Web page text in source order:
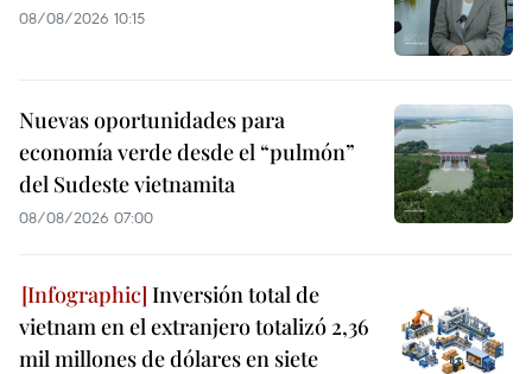
08/08/2026 10:15
Nuevas oportunidades para
economía verde desde el “pulmón”
del Sudeste vietnamita
08/08/2026 07:00
Inversión total de
vietnam en el extranjero totalizó 2,36
mil millones de dólares en siete